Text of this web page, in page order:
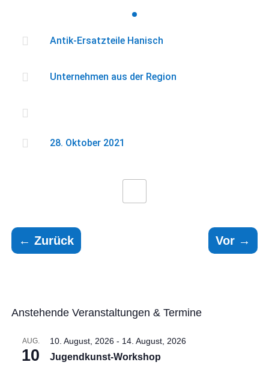
 Antik-Ersatzteile Hanisch
 Unternehmen aus der Region

 28. Oktober 2021
←Zurück Vor→
Anstehende Veranstaltungen & Termine
AUG.
10
10. August, 2026 - 14. August, 2026
Jugendkunst-Workshop